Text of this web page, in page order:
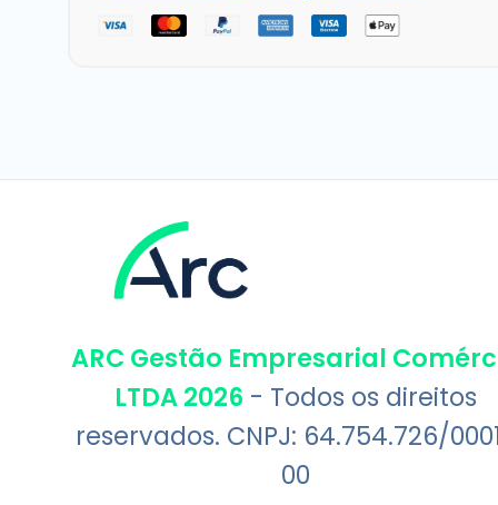
ARC Gestão Empresarial
LTDA 2026 - Todos os direitos
reservados. CNPJ: 64.754.726/
00